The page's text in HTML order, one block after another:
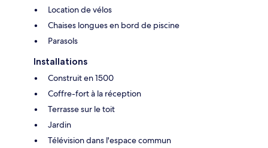
Location de vélos
Chaises longues en bord de piscine
Parasols
Installations
Construit en 1500
Coffre-fort à la réception
Terrasse sur le toit
Jardin
Télévision dans l'espace commun